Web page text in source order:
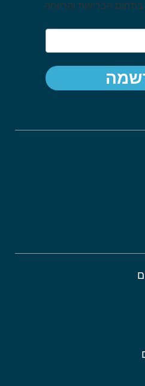
הבריאות והרווחה